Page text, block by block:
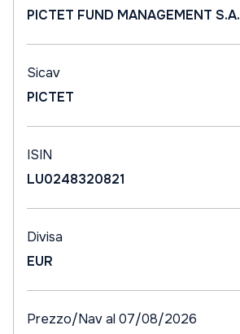
PICTET FUND MANAGEMENT S.A.
Sicav
PICTET
ISIN
LU0248320821
Divisa
EUR
Prezzo/Nav al 07/08/2026